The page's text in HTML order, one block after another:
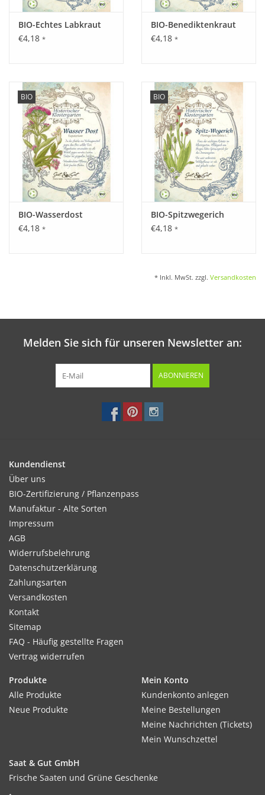
2 g
BIO-Echtes Labkraut
€4,18 *
BIO-Benediktenkraut
€4,18 *
BIO
BIO-Wasserdost
€4,18 *
BIO
BIO-Spitzwegerich
€4,18 *
* Inkl. MwSt. zzgl. Versandkosten
Melden Sie sich für unseren Newsletter an:
ABONNIEREN
Kundendienst
Über uns
BIO-Zertifizierung / Pflanzenpass
Manufaktur - Alte Sorten
Impressum
AGB
Widerrufsbelehrung
Datenschutzerklärung
Zahlungsarten
Versandkosten
Kontakt
Sitemap
FAQ - Häufig gestellte Fragen
Vertrag widerrufen
Produkte
Alle Produkte
Neue Produkte
Mein Konto
Kundenkonto anlegen
Meine Bestellungen
Meine Nachrichten (Tickets)
Mein Wunschzettel
Saat & Gut GmbH
Frische Saaten und Grüne Geschenke